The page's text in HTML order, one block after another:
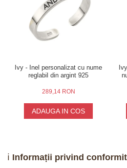
Ivy - Inel personalizat cu nume
reglabil din argint 925
289,14 RON
ADAUGA IN COS
ℹ️ Informații privind